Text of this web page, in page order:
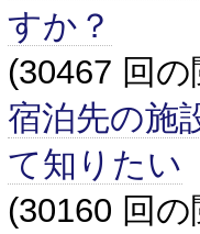
すか？
(30467 回
宿泊先の施
て知りたい
(30160 回